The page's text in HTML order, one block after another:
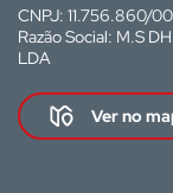
CNPJ: 11.756.860/
Razão Social: M.S
LDA
Ver no